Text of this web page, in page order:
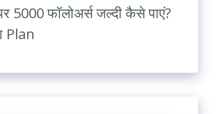
5000 फॉलोअर्स जल्दी कैसे पाएं?
Plan